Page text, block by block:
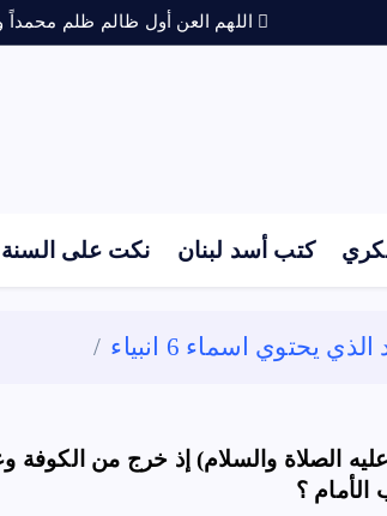
اللهم العن أول ظالم ظلم
كتب أسد لبنان نكت على السنة
اسماء 6 انبياء
والسلام) إذ خرج من الكوفة
؟